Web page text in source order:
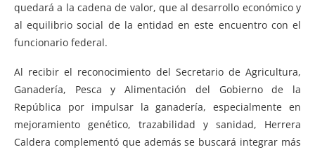
quedará a la cadena de valor, que al desarrollo económico y
al equilibrio social de la entidad en este encuentro con el
funcionario federal.
Al recibir el reconocimiento del Secretario de Agricultura,
Ganadería, Pesca y Alimentación del Gobierno de la
República por impulsar la ganadería, especialmente en
mejoramiento genético, trazabilidad y sanidad, Herrera
Caldera complementó que además se buscará integrar más